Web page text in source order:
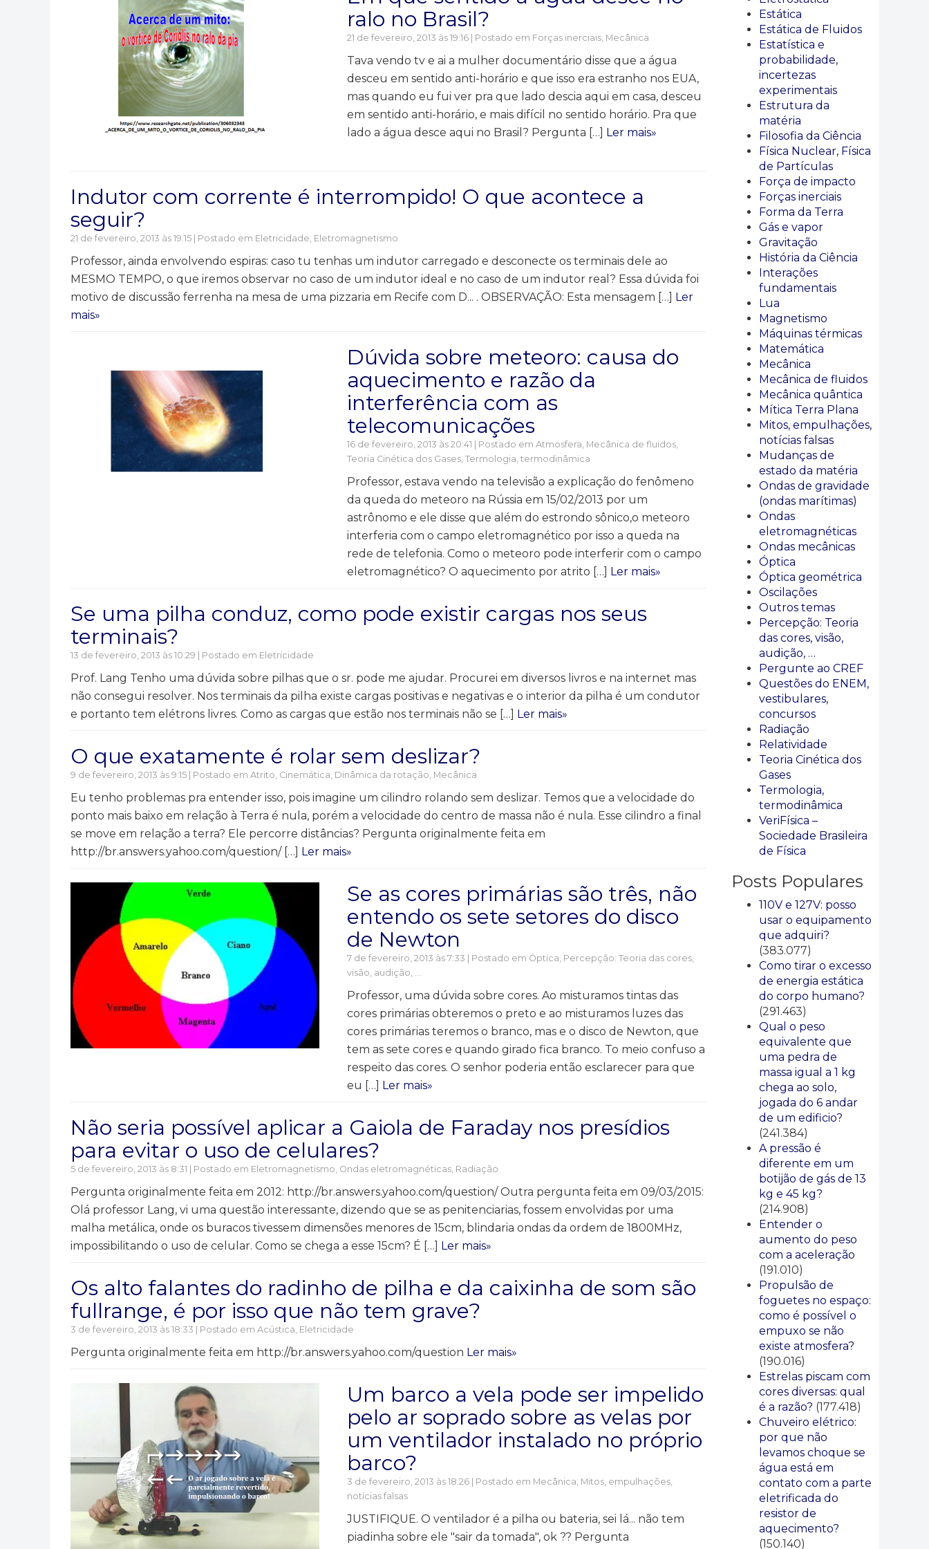
ralo no Brasil?
21 de fevereiro, 2013 às 19:16 | Postado em Forças inerciais, Mecânica
Tava vendo tv e ai a mulher documentário disse que a água
desceu em sentido anti-horário e que isso era estranho nos EUA,
mas quando eu fui ver pra que lado descia aqui em casa, desceu
em sentido anti-horário, e mais difícil no sentido horário. Pra que
lado a água desce aqui no Brasil? Pergunta […] Ler mais»
Indutor com corrente é interrompido! O que acontece a
seguir?
21 de fevereiro, 2013 às 19:15 | Postado em Eletricidade, Eletromagnetismo
Professor, ainda envolvendo espiras: caso tu tenhas um indutor carregado e desconecte os terminais dele ao
MESMO TEMPO, o que iremos observar no caso de um indutor ideal e no caso de um indutor real? Essa dúvida foi
motivo de discussão ferrenha na mesa de uma pizzaria em Recife com D... . OBSERVAÇÃO: Esta mensagem […] Ler
mais»
Dúvida sobre meteoro: causa do
aquecimento e razão da
interferência com as
telecomunicações
16 de fevereiro, 2013 às 20:41 | Postado em Atmosfera, Mecânica de fluidos,
Teoria Cinética dos Gases, Termologia, termodinâmica
Professor, estava vendo na televisão a explicação do fenômeno
da queda do meteoro na Rússia em 15/02/2013 por um
astrônomo e ele disse que além do estrondo sônico,o meteoro
interferia com o campo eletromagnético por isso a queda na
rede de telefonia. Como o meteoro pode interferir com o campo
eletromagnético? O aquecimento por atrito […] Ler mais»
Se uma pilha conduz, como pode existir cargas nos seus
terminais?
13 de fevereiro, 2013 às 10:29 | Postado em Eletricidade
Prof. Lang Tenho uma dúvida sobre pilhas que o sr. pode me ajudar. Procurei em diversos livros e na internet mas
não consegui resolver. Nos terminais da pilha existe cargas positivas e negativas e o interior da pilha é um condutor
e portanto tem elétrons livres. Como as cargas que estão nos terminais não se […] Ler mais»
O que exatamente é rolar sem deslizar?
9 de fevereiro, 2013 às 9:15 | Postado em Atrito, Cinemática, Dinâmica da rotação, Mecânica
Eu tenho problemas pra entender isso, pois imagine um cilindro rolando sem deslizar. Temos que a velocidade do
ponto mais baixo em relação à Terra é nula, porém a velocidade do centro de massa não é nula. Esse cilindro a final
se move em relação a terra? Ele percorre distâncias? Pergunta originalmente feita em
http://br.answers.yahoo.com/question/ […] Ler mais»
Se as cores primárias são três, não
entendo os sete setores do disco
de Newton
7 de fevereiro, 2013 às 7:33 | Postado em Óptica, Percepção: Teoria das cores,
visão, audição, ...
Professor, uma dúvida sobre cores. Ao misturamos tintas das
cores primárias obteremos o preto e ao misturamos luzes das
cores primárias teremos o branco, mas e o disco de Newton, que
tem as sete cores e quando girado fica branco. To meio confuso a
respeito das cores. O senhor poderia então esclarecer para que
eu […] Ler mais»
Não seria possível aplicar a Gaiola de Faraday nos presídios
para evitar o uso de celulares?
5 de fevereiro, 2013 às 8:31 | Postado em Eletromagnetismo, Ondas eletromagnéticas, Radiação
Pergunta originalmente feita em 2012: http://br.answers.yahoo.com/question/ Outra pergunta feita em 09/03/2015:
Olá professor Lang, vi uma questão interessante, dizendo que se as penitenciarias, fossem envolvidas por uma
malha metálica, onde os buracos tivessem dimensões menores de 15cm, blindaria ondas da ordem de 1800MHz,
impossibilitando o uso de celular. Como se chega a esse 15cm? É […] Ler mais»
Os alto falantes do radinho de pilha e da caixinha de som são
fullrange, é por isso que não tem grave?
3 de fevereiro, 2013 às 18:33 | Postado em Acústica, Eletricidade
Pergunta originalmente feita em http://br.answers.yahoo.com/question Ler mais»
Um barco a vela pode ser impelido
pelo ar soprado sobre as velas por
um ventilador instalado no próprio
barco?
3 de fevereiro, 2013 às 18:26 | Postado em Mecânica, Mitos, empulhações,
notícias falsas
JUSTIFIQUE. O ventilador é a pilha ou bateria, sei lá... não tem
piadinha sobre ele "sair da tomada", ok ?? Pergunta
Estática
Estática de Fluidos
Estatística e
probabilidade,
incertezas
experimentais
Estrutura da
matéria
Filosofia da Ciência
Física Nuclear, Física
de Partículas
Força de impacto
Forças inerciais
Forma da Terra
Gás e vapor
Gravitação
História da Ciência
Interações
fundamentais
Lua
Magnetismo
Máquinas térmicas
Matemática
Mecânica
Mecânica de fluidos
Mecânica quântica
Mítica Terra Plana
Mitos, empulhações,
notícias falsas
Mudanças de
estado da matéria
Ondas de gravidade
(ondas marítimas)
Ondas
eletromagnéticas
Ondas mecânicas
Óptica
Óptica geométrica
Oscilações
Outros temas
Percepção: Teoria
das cores, visão,
audição, …
Pergunte ao CREF
Questões do ENEM,
vestibulares,
concursos
Radiação
Relatividade
Teoria Cinética dos
Gases
Termologia,
termodinâmica
VeriFísica –
Sociedade Brasileira
de Física
Posts Populares
110V e 127V: posso
usar o equipamento
que adquiri?
(383.077)
Como tirar o excesso
de energia estática
do corpo humano?
(291.463)
Qual o peso
equivalente que
uma pedra de
massa igual a 1 kg
chega ao solo,
jogada do 6 andar
de um edificio?
(241.384)
A pressão é
diferente em um
botijão de gás de 13
kg e 45 kg?
(214.908)
Entender o
aumento do peso
com a aceleração
(191.010)
Propulsão de
foguetes no espaço:
como é possível o
empuxo se não
existe atmosfera?
(190.016)
Estrelas piscam com
cores diversas: qual
é a razão? (177.418)
Chuveiro elétrico:
por que não
levamos choque se
água está em
contato com a parte
eletrificada do
resistor de
aquecimento?
(150.140)